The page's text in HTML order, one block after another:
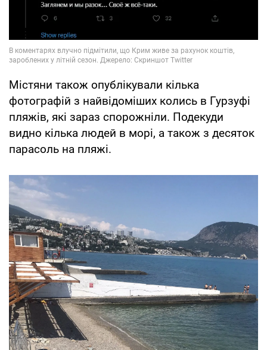
Містяни також опублікували кілька
фотографій з найвідоміших колись в Гурзуфі
пляжів, які зараз спорожніли. Подекуди
видно кілька людей в морі, а також з десяток
парасоль на пляжі.